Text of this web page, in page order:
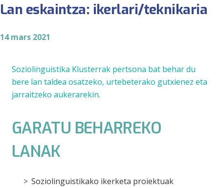
Lan eskaintza: ikerlari/teknikaria
14 mars 2021
Soziolinguistika Klusterrak pertsona bat behar du
bere lan taldea osatzeko, urtebeterako gutxienez eta
jarraitzeko aukerarekin.
GARATU BEHARREKO
LANAK
Soziolinguistikako ikerketa proiektuak